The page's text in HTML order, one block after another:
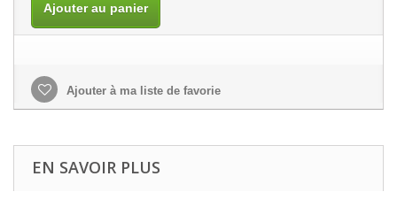
Ajouter au panier
Ajouter à ma liste de favorie
EN SAVOIR PLUS